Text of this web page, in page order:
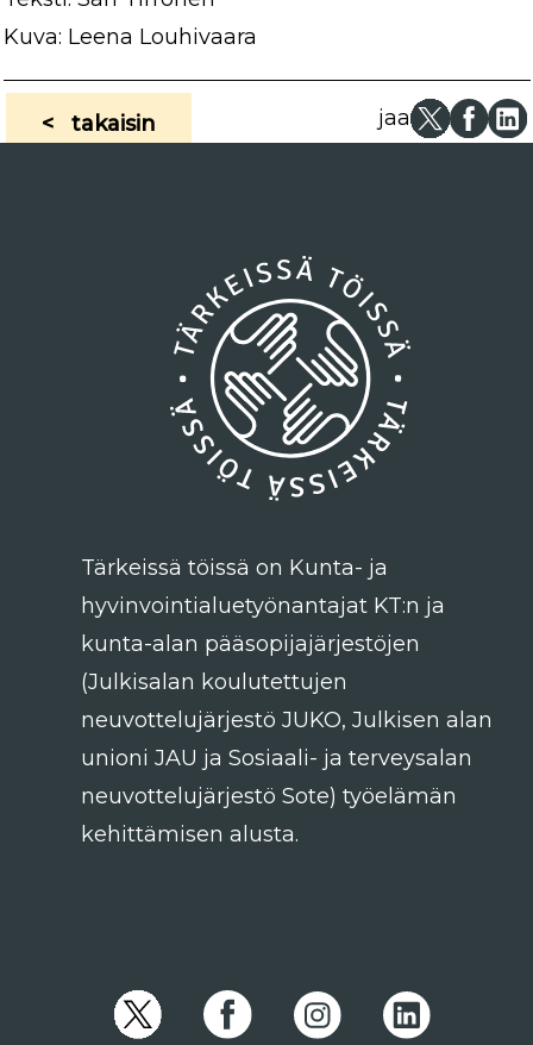
Kuva: Leena Louhivaara
< takaisin jaa
Tärkeissä töissä on Kunta- ja
hyvinvointialuetyönantajat KT:n ja
kunta-alan pääsopijajärjestöjen
(Julkisalan koulutettujen
neuvottelujärjestö JUKO, Julkisen alan
unioni JAU ja Sosiaali- ja terveysalan
neuvottelujärjestö Sote) työelämän
kehittämisen alusta.